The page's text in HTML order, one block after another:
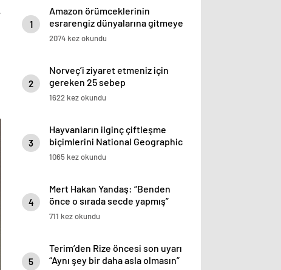
1
Amazon örümceklerinin
esrarengiz dünyalarına gitmeye
hazır olun.
2074 kez okundu
2
Norveç’i ziyaret etmeniz için
gereken 25 sebep
1622 kez okundu
3
Hayvanların ilginç çiftleşme
biçimlerini National Geographic
görüntüledi.
1065 kez okundu
4
Mert Hakan Yandaş: “Benden
önce o sırada secde yapmış”
711 kez okundu
5
Terim’den Rize öncesi son uyarı
“Aynı şey bir daha asla olmasın”